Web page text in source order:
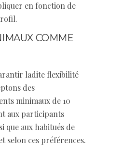
en fonction de
COMME
ladite flexibilité
des
minimaux de 10
aux participants
que aux habitués de
selon ces préférences.